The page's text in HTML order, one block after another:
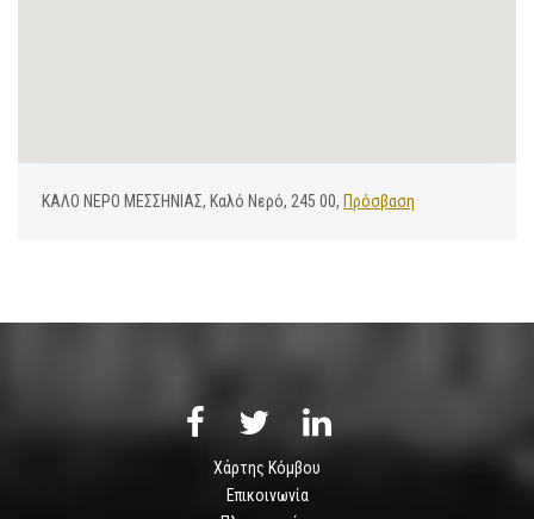
ΚΑΛΟ ΝΕΡΟ ΜΕΣΣΗΝΙΑΣ, Καλό Νερό, 245 00, Πρόσβαση
Χάρτης Κόμβου
Επικοινωνία